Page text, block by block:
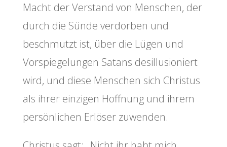
Macht der Verstand von Menschen, der
durch die Sünde verdorben und
beschmutzt ist, über die Lügen und
Vorspiegelungen Satans desillusioniert
wird, und diese Menschen sich Christus
als ihrer einzigen Hoffnung und ihrem
persönlichen Erlöser zuwenden.